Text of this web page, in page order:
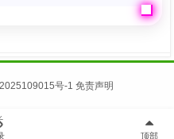
号-1 免责声明
顶部